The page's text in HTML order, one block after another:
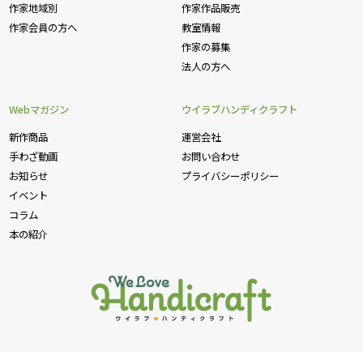
作家地域別
作家会員の方へ
作家作品販売
教室情報
作家の募集
法人の方へ
Webマガジン
新作商品
手わざ動画
お知らせ
イベント
コラム
本の紹介
ウイラブハンディクラフト
運営会社
お問い合わせ
プライバシーポリシー